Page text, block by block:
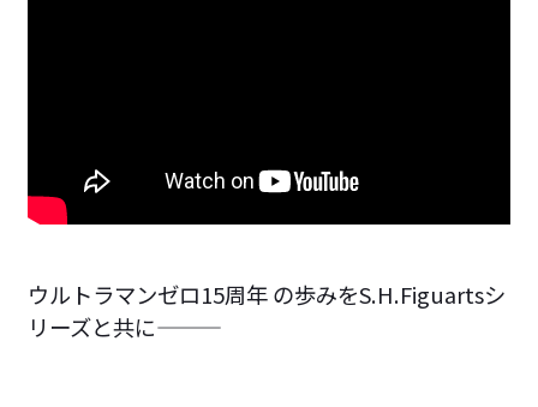
ウルトラマンゼロ15周年 の歩みをS.H.Figuartsシ
リーズと共に―――